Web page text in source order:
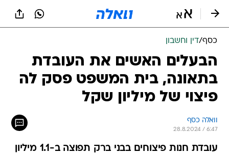
כסף/דין וחשבון
הבעלים האשים את העובדת
בתאונה, בית המשפט פסק לה
פיצוי של מיליון שקל
וואלה כסף
28.8.2024 / 6:47
עובדת חנות פיצוחים בבני ברק תפוצה ב-1.1 מיליון